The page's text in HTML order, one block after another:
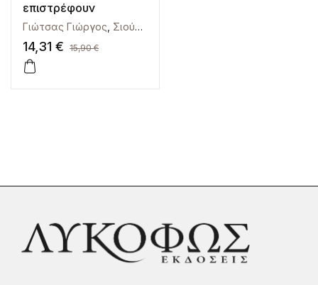
επιστρέφουν
Γιώτσας Γιώργος Σιούλα Αγνή
14,31 € 15,90€